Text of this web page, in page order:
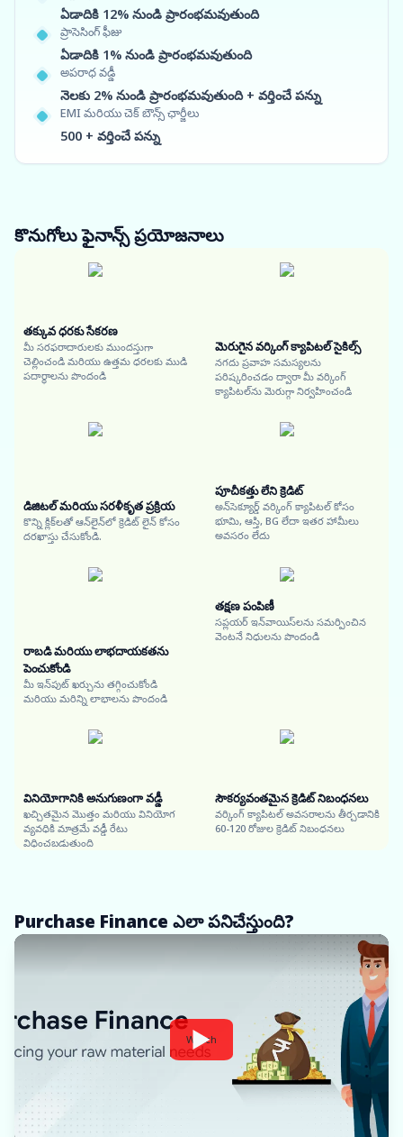
ఏడాదికి 12% నుండి ప్రారంభమవుతుంది
ప్రాసెసింగ్ ఫీజు
ఏడాదికి 1% నుండి ప్రారంభమవుతుంది
అపరాధ వడ్డీ
నెలకు 2% నుండి ప్రారంభమవుతుంది + వర్తించే పన్ను
EMI మరియు చెక్ బౌన్స్ ఛార్జీలు
500 + వర్తించే పన్ను
కొనుగోలు ఫైనాన్స్ప్రయోజనాలు
తక్కువ ధరకు సేకరణ
మీ సరఫరాదారులకు ముందస్తుగా
చెల్లించండి మరియు ఉత్తమ ధరలకు ముడి
పదార్థాలను పొందండి
మెరుగైన వర్కింగ్ క్యాపిటల్ సైకిల్స్
నగదు ప్రవాహ సమస్యలను
పరిష్కరించడం ద్వారా మీ వర్కింగ్
క్యాపిటల్‌ను మెరుగ్గా నిర్వహించండి
డిజిటల్ మరియు సరళీకృత ప్రక్రియ
కొన్ని క్లిక్‌లతో ఆన్‌లైన్‌లో క్రెడిట్ లైన్ కోసం
దరఖాస్తు చేసుకోండి.
పూచీకత్తు లేని క్రెడిట్
అన్‌సెక్యూర్డ్ వర్కింగ్ క్యాపిటల్ కోసం
భూమి, ఆస్తి, BG లేదా ఇతర హామీలు
అవసరం లేదు
రాబడి మరియు లాభదాయకతను
పెంచుకోండి
మీ ఇన్‌పుట్ ఖర్చును తగ్గించుకోండి
మరియు మరిన్ని లాభాలను పొందండి
తక్షణ పంపిణీ
సప్లయర్ ఇన్‌వాయిస్‌లను సమర్పించిన
వెంటనే నిధులను పొందండి
వినియోగానికి అనుగుణంగా వడ్డీ
ఖచ్చితమైన మొత్తం మరియు వినియోగ
వ్యవధికి మాత్రమే వడ్డీ రేటు
విధించబడుతుంది
సౌకర్యవంతమైన క్రెడిట్ నిబంధనలు
వర్కింగ్ క్యాపిటల్ అవసరాలను తీర్చడానికి
60-120 రోజుల క్రెడిట్ నిబంధనలు
Purchase Finance ఎలా పనిచేస్తుంది?
Watch